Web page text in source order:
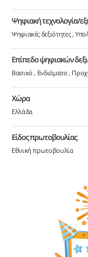
Ψηφιακή τεχνολογία/
Ψηφιακές δεξιότητες
Επίπεδο ψηφιακών
Βασικό Ενδιάμεσο
Χώρα
Ελλάδα
Είδος πρωτοβουλίας
Εθνική πρωτοβουλία